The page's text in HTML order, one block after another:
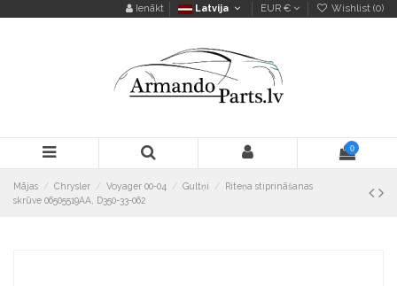
Ienākt Latvija EUR € Wishlist (0)
0
Mājas Chrysler Voyager 00-04 Gultņi
Riteņa stiprināšanas
skrūve 06505519AA, D350-33-062